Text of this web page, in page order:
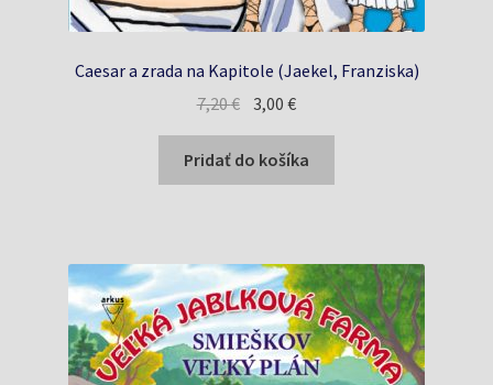
Caesar a zrada na Kapitole (Jaekel, Franziska)
7,20€ Pôvodná
cena
bola:
7,20 €.
3,00€Aktuálna
cena
je:
3,00 €.
Pridať do košíka